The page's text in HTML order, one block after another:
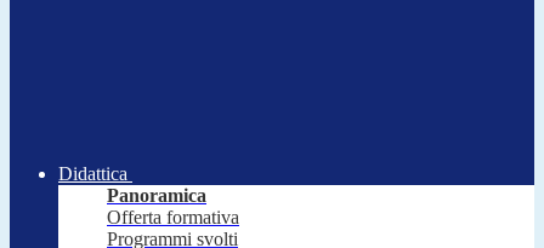
Didattica
Panoramica
Offerta formativa
Programmi svolti